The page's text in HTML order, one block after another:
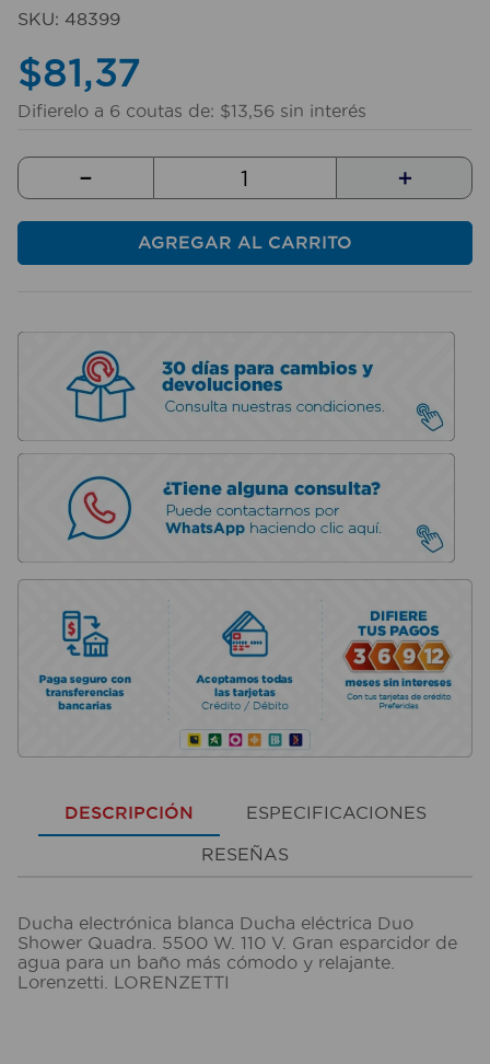
SKU: 48399
$81,37
Difierelo a 6 coutas de: $13,56 sin interés
＋
－
AGREGAR AL CARRITO
DESCRIPCIÓN ESPECIFICACIONES
RESEÑAS
Ducha electrónica blanca Ducha eléctrica Duo
Shower Quadra. 5500 W. 110 V. Gran esparcidor de
agua para un baño más cómodo y relajante.
Lorenzetti. LORENZETTI